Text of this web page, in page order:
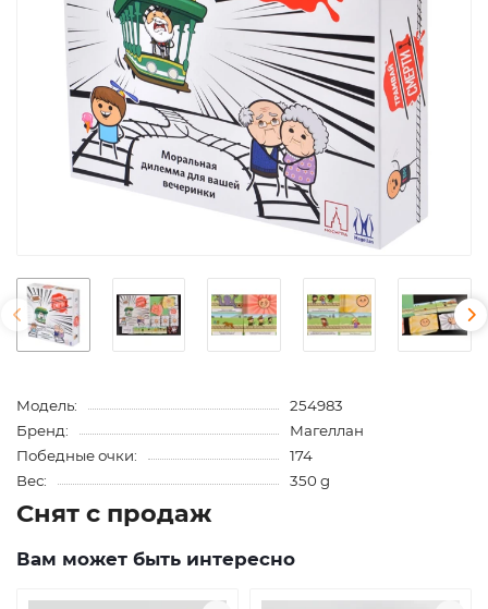
Модель:
254983
Бренд:
Магеллан
Победные очки:
174
Вес:
350 g
Снят с продаж
Вам может быть интересно